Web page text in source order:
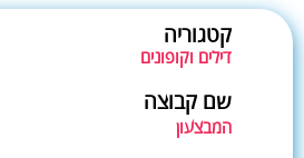
קטגוריה
דילים וקופונים
שם קבוצה
המבצעון